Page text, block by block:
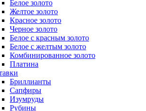
Белое золото
Желтое золото
Красное золото
Черное золото
Белое с красным золото
Белое с желтым золото
Комбинированное золото
Платина
Бриллианты
Сапфиры
Изумруды
Рубины